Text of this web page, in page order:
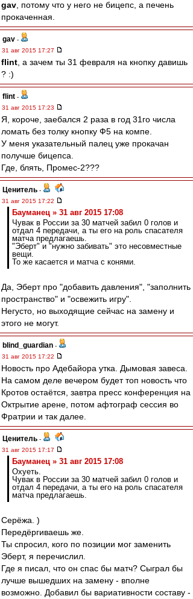
gav , потому что у него не бицепс, а печень
прокаченная.
gav -
31 авг 2015 17:27
flint , а зачем ты 31 февраля на кнопку давишь
? :)
flint -
31 авг 2015 17:23
Я, короче, заебался 2 раза в год 31го числа
ломать без толку кнопку Ф5 на компе.
У меня указательный палец уже прокачан
получше бицепса.
Где, блять, Промес-2???
Ценитель -
31 авг 2015 17:22
Бауманец » 31 авг 2015 17:08
Чувак в России за 30 матчей забил 0 голов и
отдал 4 передачи, а ты его на роль спасателя
матча предлагаешь.
"Эберт" и "нужно забивать" это несовместные
вещи.
То же касается и матча с конями.
Да, Эберт про "добавить давления", "заполнить
пространство" и "освежить игру".
Негусто, но выходящие сейчас на замену и
этого не могут.
blind_guardian -
31 авг 2015 17:22
Новость про Адебайора утка. Дымовая завеса.
На самом деле вечером будет топ новость что
Кротов остаётся, завтра пресс конференция на
Октрытие арене, потом афтограф сессия во
Фратрии и так далее.
Ценитель -
31 авг 2015 17:17
Бауманец » 31 авг 2015 17:08
Охуеть.
Чувак в России за 30 матчей забил 0 голов и
отдал 4 передачи, а ты его на роль спасателя
матча предлагаешь.
Серёжа. )
Передёргиваешь же.
Ты спросил, кого по позиции мог заменить
Эберт, я перечислил.
Где я писал, что он спас бы матч? Сыграл бы
лучше вышедших на замену - вполне
возможно. Добавил бы вариативности составу -